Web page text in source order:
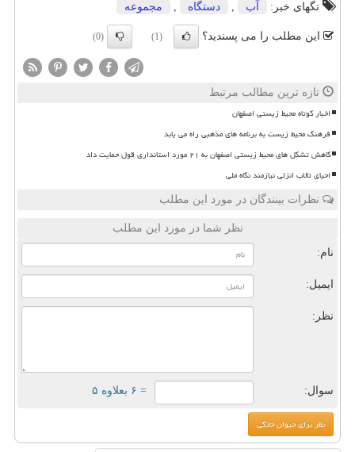
تگهای خبر:
آب , دستگاه , مجموعه
این مطلب را می پسندید؟ (1)
(0)
تازه ترین مطالب مرتبط
اخبار کوتاه محیط زیستی اصفهان
فرهنگ محیط زیست به برنامه های مذهبی راه می یابد
کاهش تشکل های محیط زیستی اصفهان به ۲۱ مورد استانداری قول حمایت داد
احیای تالاب انزلی نیازمند نگاه ملی
نظرات بینندگان در مورد این مطلب
نظر شما در مورد این مطلب
نام:
ایمیل:
نظر:
سوال: = ۶ بعلاوه ۵